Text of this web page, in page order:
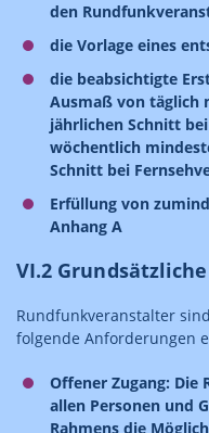
den
die Vorlage eines
die beabsichtigte
Ausmaß von täglich
jährlichen Schnitt
wöchentlich
Schnitt bei
Erfüllung von
Anhang A
VI.2
Rundfunkveranstalter
folgende Anforderungen
Offener Zugang: Die
allen Personen und
Rahmens die